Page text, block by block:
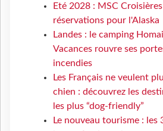
Eté 2028 : MSC
réservations pour l'Alaska
Landes : le camping
Vacances rouvre ses
incendies
Les Français ne veulent
chien : découvrez les
les plus “dog-friendly”
Le nouveau tourisme : les